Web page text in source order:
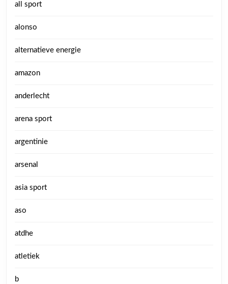
all sport
alonso
alternatieve energie
amazon
anderlecht
arena sport
argentinie
arsenal
asia sport
aso
atdhe
atletiek
b